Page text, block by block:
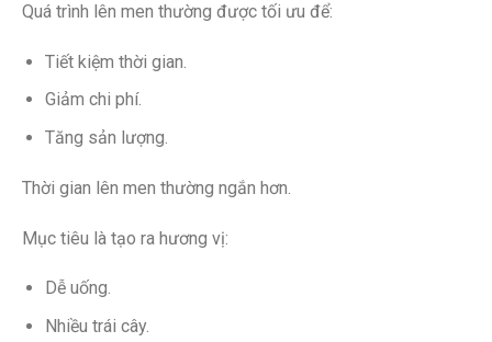
Quá trình lên men thường được tối ưu để:
Tiết kiệm thời gian.
Giảm chi phí.
Tăng sản lượng.
Thời gian lên men thường ngắn hơn.
Mục tiêu là tạo ra hương vị:
Dễ uống.
Nhiều trái cây.